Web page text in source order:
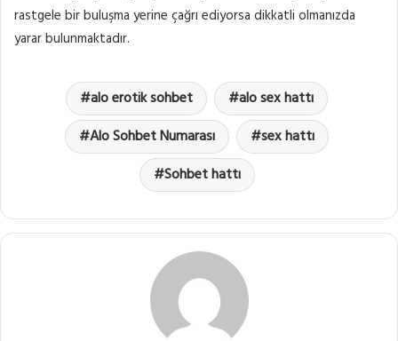
rastgele bir buluşma yerine çağrı ediyorsa dikkatli olmanızda
yarar bulunmaktadır.
alo erotik sohbet
alo sex hattı
Alo Sohbet Numarası
sex hattı
Sohbet hattı